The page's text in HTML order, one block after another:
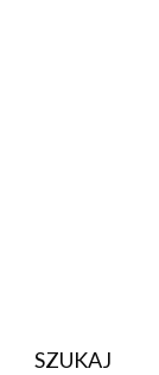
SZUKAJ